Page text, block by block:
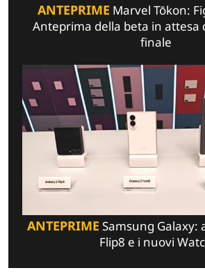
ANTEPRIME Marvel Tōkon:
Anteprima della beta in attesa
finale
ANTEPRIME Samsung Galaxy:
Flip8 e i nuovi